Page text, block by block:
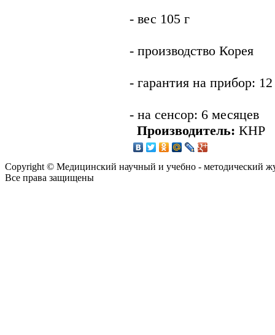
- вес 105 г
- производство Корея
- гарантия на прибор:
- на сенсор: 6 месяцев
Производитель: КНР
Copyright © Медицинский научный и учебно - методический
Все права защищены